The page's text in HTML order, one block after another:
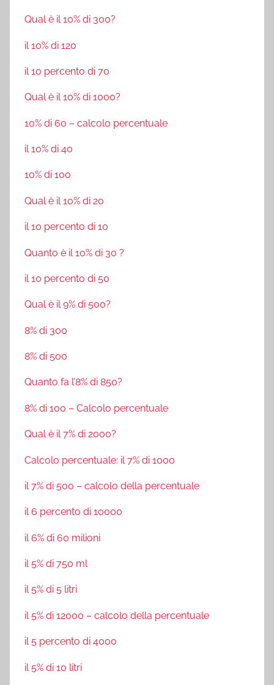
Qual è il 10% di 300?
il 10% di 120
il 10 percento di 70
Qual è il 10% di 1000?
10% di 60 – calcolo percentuale
il 10% di 40
10% di 100
Qual è il 10% di 20
il 10 percento di 10
Quanto è il 10% di 30 ?
il 10 percento di 50
Qual è il 9% di 500?
8% di 300
8% di 500
Quanto fa l’8% di 850?
8% di 100 – Calcolo percentuale
Qual è il 7% di 2000?
Calcolo percentuale: il 7% di 1000
il 7% di 500 – calcolo della percentuale
il 6 percento di 10000
il 6% di 60 milioni
il 5% di 750 ml
il 5% di 5 litri
il 5% di 12000 – calcolo della percentuale
il 5 percento di 4000
il 5% di 10 litri